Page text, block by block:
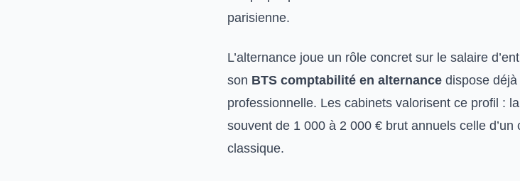
parisienne.
L’alternance joue un rôle concret sur le salaire
son BTS comptabilité en alternance dispose déjà
professionnelle. Les cabinets valorisent ce profil :
souvent de 1 000 à 2 000 € brut annuels celle
classique.